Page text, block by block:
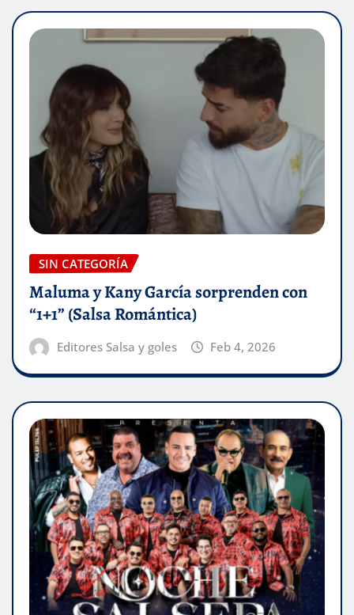
SIN CATEGORÍA
Maluma y Kany García sorprenden con
“1+1” (Salsa Romántica)
Editores Salsa y goles Feb 4, 2026